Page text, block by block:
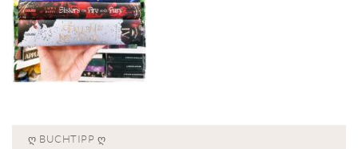
Ღ BUCHTIPP Ღ